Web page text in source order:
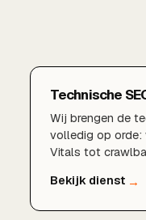
Technische
Wij brengen de
volledig op orde:
Vitals tot
fundament